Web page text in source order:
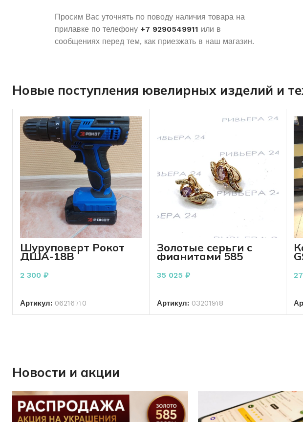
Просим Вас уточнять по поводу наличия товара на
прилавке по телефону +7 9290549911 или в
сообщениях перед тем, как приезжать в наш магазин.
Новые поступления ювелирных изделий и
Шуруповерт Рокот
ДША-18В
2 300 ₽
Артикул: 06216710
Золотые серьги с
фианитами 585
пробы 4.67 грамма
35 025 ₽
Артикул: 03201918
Новости и акции